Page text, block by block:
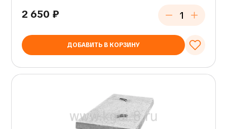
2 650 ₽
ДОБАВИТЬ В КОРЗИНУ